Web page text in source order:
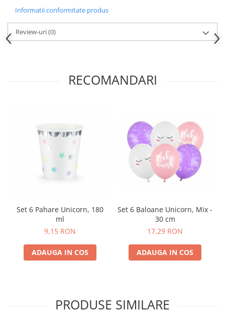
Petreceri Aniversare
Valentine's Day
Informatii conformitate produs
Review-uri(0)
RECOMANDARI
Set 6 Pahare Unicorn, 180
ml
9,15 RON
ADAUGA IN COS
Set 6 Baloane Unicorn, Mix -
30 cm
17,29 RON
ADAUGA IN COS
PRODUSE SIMILARE